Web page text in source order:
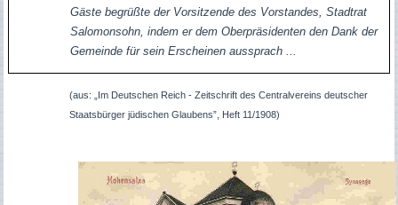
Gäste begrüßte der Vorsitzende des Vorstandes, Stadtrat
Salomonsohn, indem er dem Oberpräsidenten den Dank der
Gemeinde für sein Erscheinen aussprach ...
(aus: „Im Deutschen Reich - Zeitschrift des Centralvereins deutscher
Staatsbürger jüdischen Glaubens”, Heft 11/1908)